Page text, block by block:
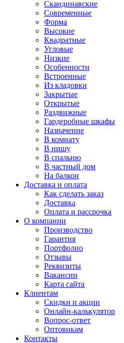
Скандинавские
Современные
Форма
Высокие
Квадратные
Угловые
Низкие
Особенности
Встроенные
Из кладовки
Закрытые
Открытые
Раздвижные
Гардеробные шкафы
Назначение
В комнату
В нишу
В спальню
В частный дом
На балкон
Доставка и оплата
Как сделать заказ
Доставка
Оплата и рассрочка
О компании
Производство
Гарантия
Портфолио
Отзывы
Реквизиты
Вакансии
Карта сайта
Клиентам
Скидки и акции
Онлайн-калькулятор
Вопрос-ответ
Оптовикам
Контакты